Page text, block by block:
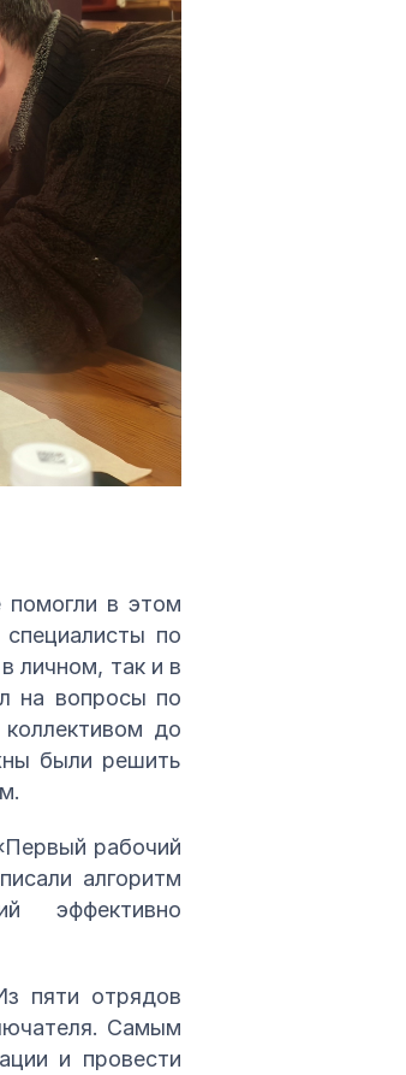
помогли в этом
по
личном, так и в
на вопросы по
до
были решить
рабочий
алгоритм
эффективно
пяти отрядов
Самым
и провести